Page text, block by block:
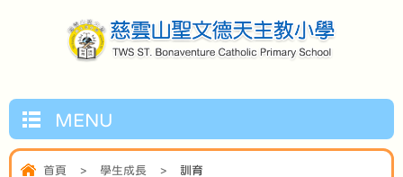
MENU
首頁 > 學生成長 > 訓育